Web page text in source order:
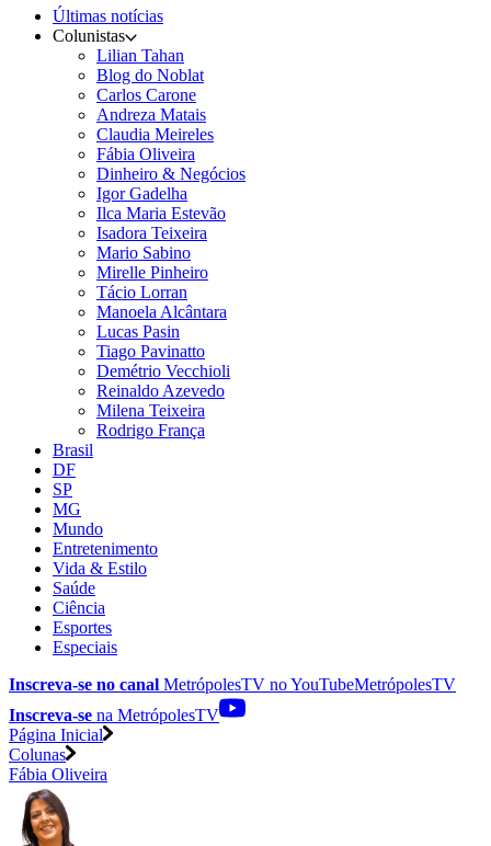
Últimas notícias
Colunistas
Lilian Tahan
Blog do Noblat
Carlos Carone
Andreza Matais
Claudia Meireles
Fábia Oliveira
Dinheiro & Negócios
Igor Gadelha
Ilca Maria Estevão
Isadora Teixeira
Mario Sabino
Mirelle Pinheiro
Tácio Lorran
Manoela Alcântara
Lucas Pasin
Tiago Pavinatto
Demétrio Vecchioli
Reinaldo Azevedo
Milena Teixeira
Rodrigo França
Brasil
DF
SP
MG
Mundo
Entretenimento
Vida & Estilo
Saúde
Ciência
Esportes
Especiais
Inscreva-se no canal MetrópolesTV noYouTubeMetrópolesTV
Inscreva-se na MetrópolesTV
Página Inicial
Colunas
Fábia Oliveira